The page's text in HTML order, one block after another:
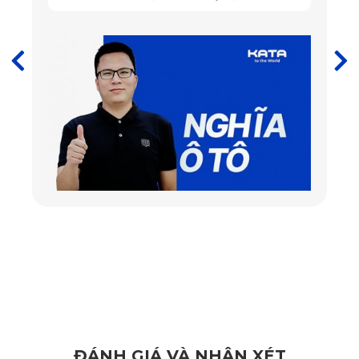
tinh tế, nhỏ gọn và khả năng ghi hình siêu nét. Thiết bị hỗ trợ
độ phân giải 2K và video Full HD 1080P, giúp ghi lại từng
chi tiết rõ ràng, ngay cả khi xe di chuyển tốc độ cao.